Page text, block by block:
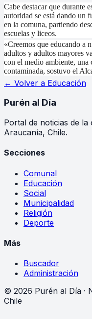
Cabe destacar que durante
autoridad se está dando un
en la comuna, partiendo
escuelas y liceos.
«Creemos que educando a
adultos y adultos mayores
con el medio ambiente,
contaminada, sostuvo el
← Volver a Educación
Purén al Día
Portal de noticias de
Araucanía, Chile.
Secciones
Comunal
Educación
Social
Municipalidad
Religión
Deporte
Más
Buscador
Administración
© 2026 Purén al Día ·
Chile